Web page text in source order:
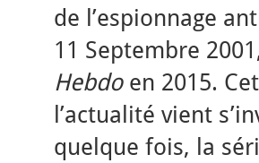
de l’espionnage
11 Septembre
Hebdoen 2015.
l’actualité vient
quelque fois, la